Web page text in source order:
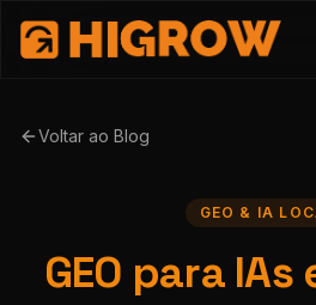
Voltar ao Blog
GEO & IA
GEO para